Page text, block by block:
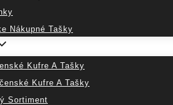
Nákupné Tašky
Kufre A Tašky
Kufre A Tašky
Sortiment